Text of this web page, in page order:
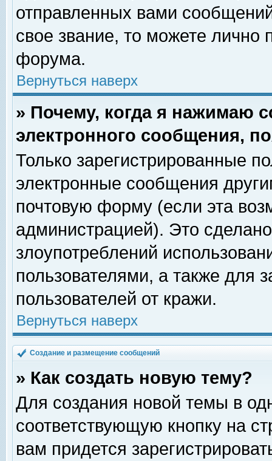
отправленных вами
свое звание, то можете лично
форума.
Вернуться наверх
» Почему, когда я нажимаю
электронного сообщения,
Только зарегистрированные
электронные сообщения
почтовую форму (если эта
администрацией). Это
злоупотреблений
пользователями, а также для
пользователей от кражи.
Вернуться наверх
Создание и размещение сообщений
» Как создать новую тему?
Для создания новой темы в
соответствующую кнопку на
вам придется